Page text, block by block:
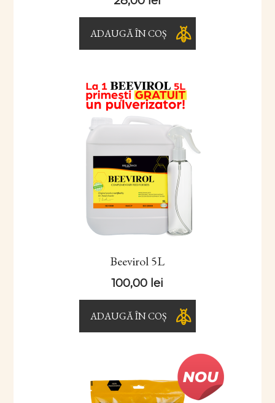
ADAUGĂ ÎN COȘ
Beevirol 5L
100,00 lei
ADAUGĂ ÎN COȘ